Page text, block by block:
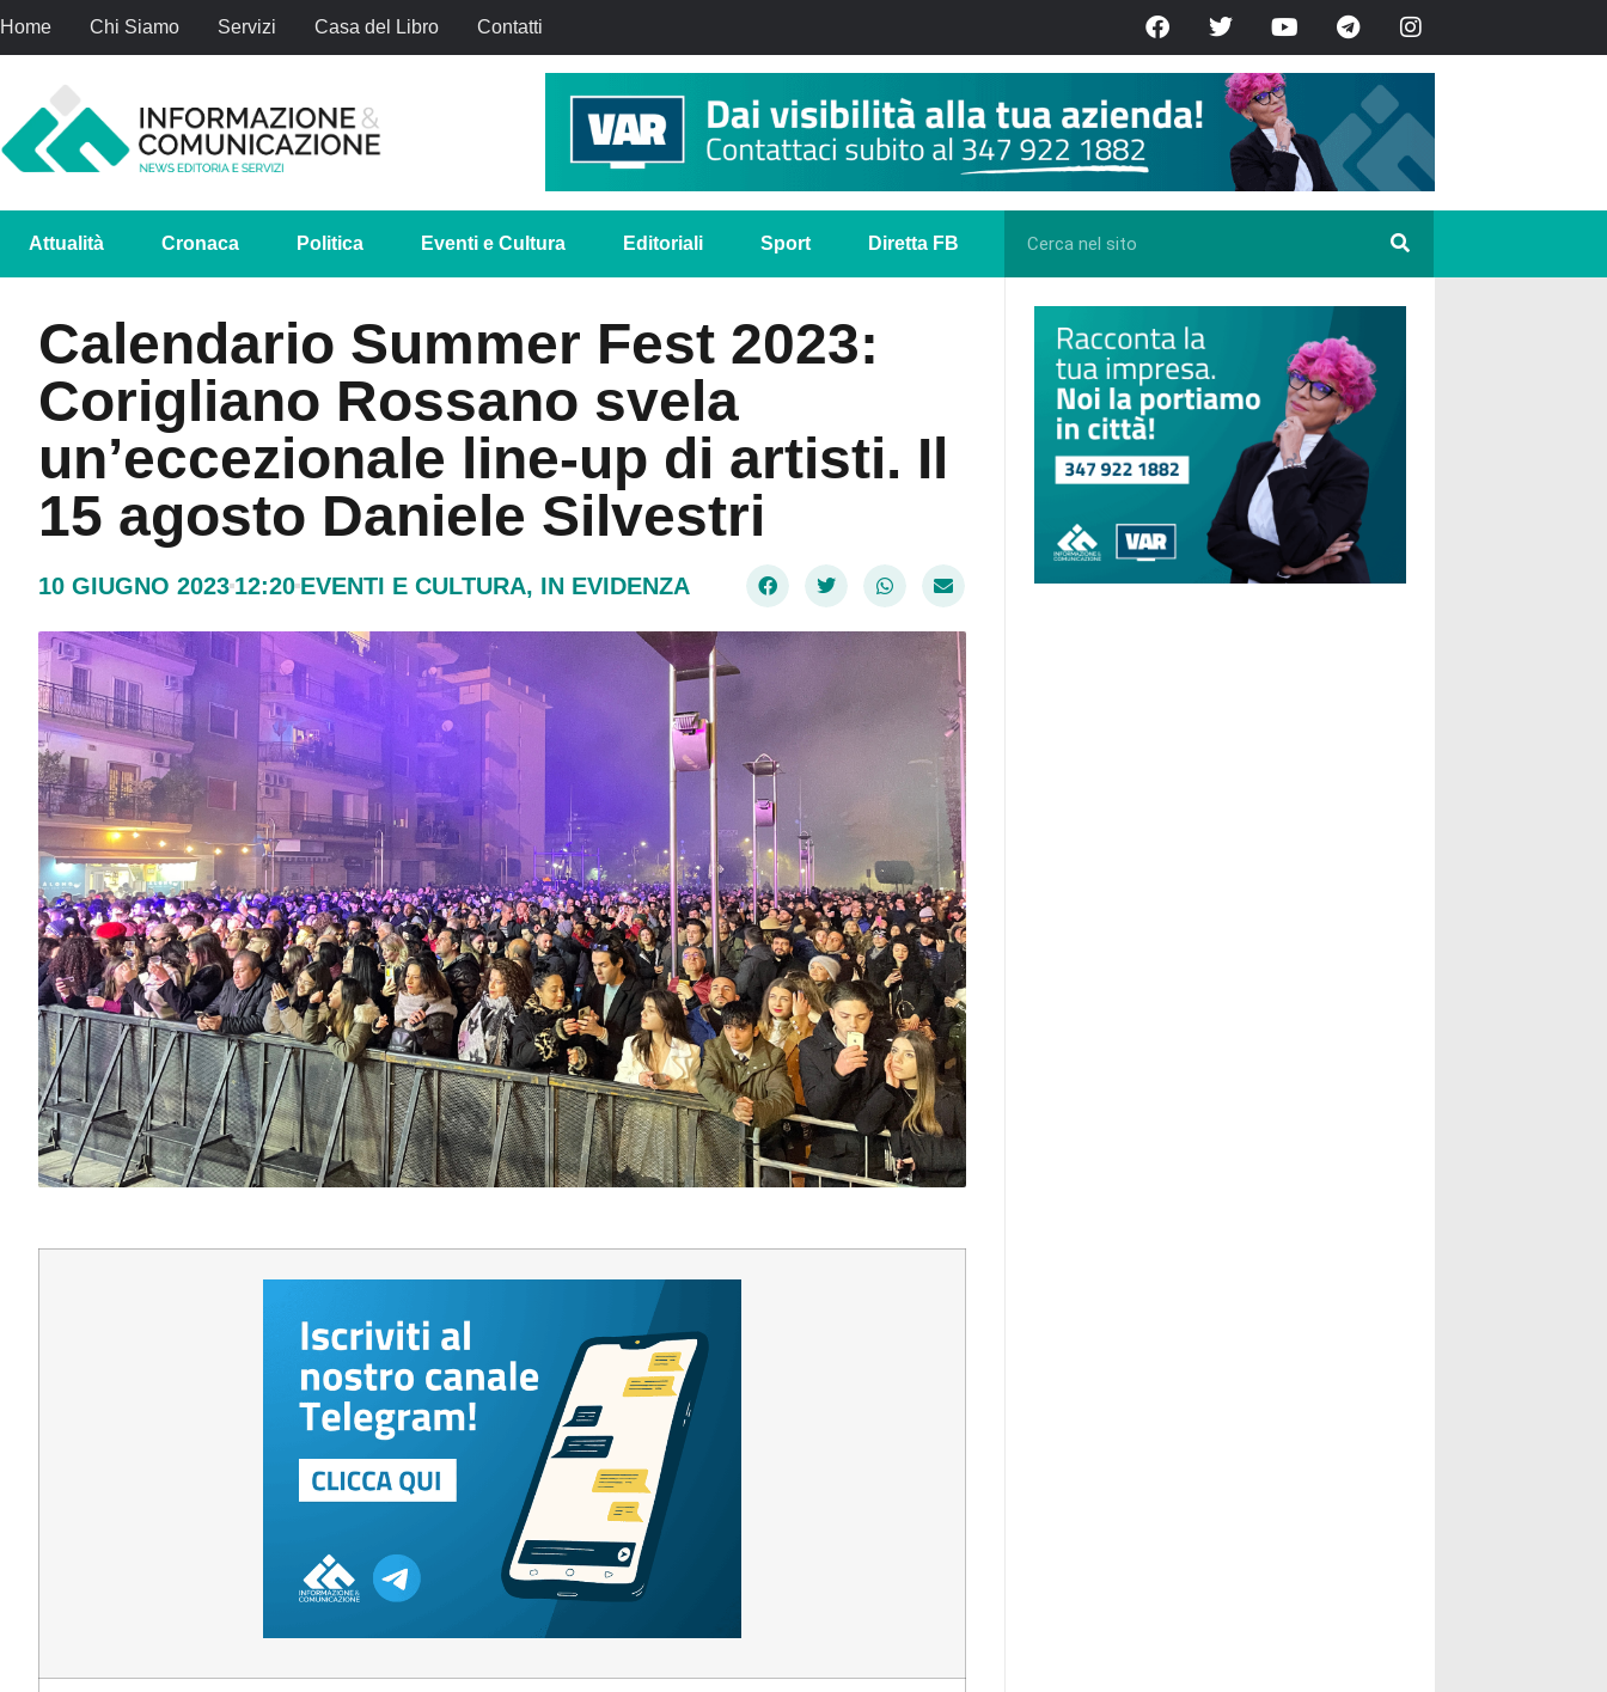
Home Chi Siamo Servizi Casa del Libro Contatti
Attualità Cronaca Politica Eventi e Cultura Editoriali Sport Diretta FB
Calendario Summer Fest 2023:
Corigliano Rossano svela
un’eccezionale line-up di artisti. Il
15 agosto Daniele Silvestri
10 GIUGNO 2023 12:20 EVENTI E CULTURA, IN EVIDENZA